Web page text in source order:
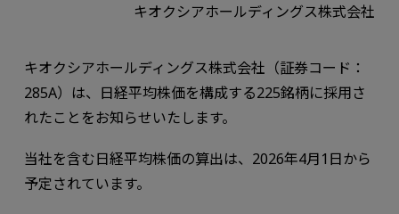
キオクシアホールディングス株式会社
キオクシアホールディングス株式会社（証券コード：
285A）は、日経平均株価を構成する225銘柄に採用さ
れたことをお知らせいたします。
当社を含む日経平均株価の算出は、2026年4月1日から
予定されています。